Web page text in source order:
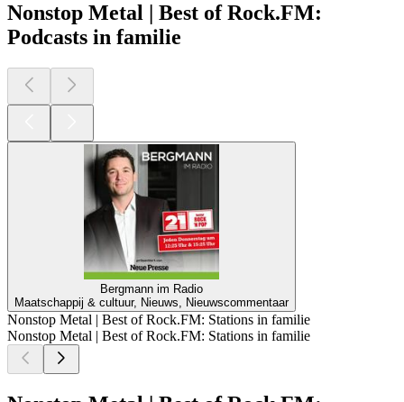
Nonstop Metal | Best of Rock.FM:
Podcasts in familie
Bergmann im Radio
Maatschappij & cultuur, Nieuws, Nieuwscommentaar
Nonstop Metal | Best of Rock.FM: Stations in familie
Nonstop Metal | Best of Rock.FM: Stations in familie